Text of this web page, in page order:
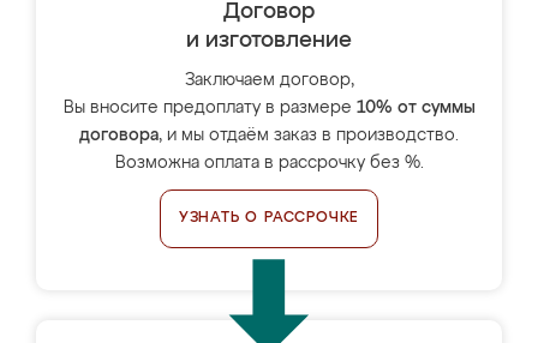
Договор
и изготовление
Заключаем договор,
Вы вносите предоплату в размере 10% от суммы
договора, и мы отдаём заказ в производство.
Возможна оплата в рассрочку без %.
УЗНАТЬ О РАССРОЧКЕ